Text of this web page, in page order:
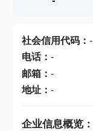
查产地
社会信用代码： -
电话： -
邮箱： -
地址： -
企业信息概览：